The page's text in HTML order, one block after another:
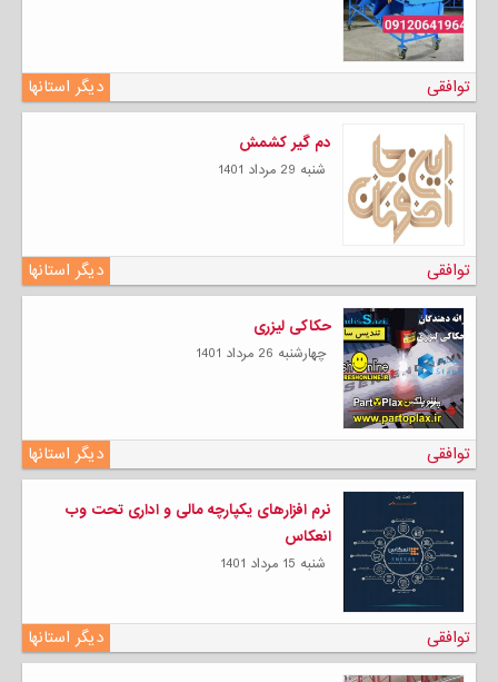
دیگر استانها توافقی
دم گیر کشمش
شنبه 29 مرداد 1401
دیگر استانها توافقی
حکاکی لیزری
چهارشنبه 26 مرداد 1401
دیگر استانها توافقی
نرم افزارهای یکپارچه مالی و اداری تحت وب
انعکاس
شنبه 15 مرداد 1401
دیگر استانها توافقی